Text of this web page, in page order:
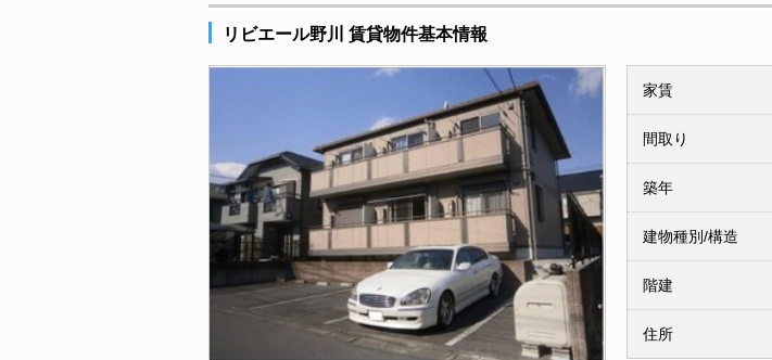
リビエール野川 賃貸物件基本情報
家賃
間取り
築年
建物種別/構造
階建
住所